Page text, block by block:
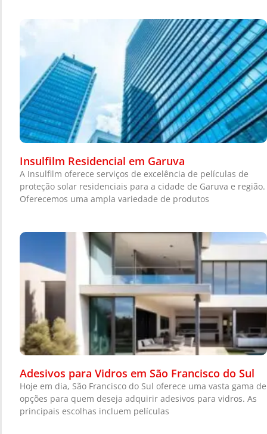
Insulfilm Residencial em Garuva
A Insulfilm oferece serviços de excelência de películas de
proteção solar residenciais para a cidade de Garuva e região.
Oferecemos uma ampla variedade de produtos
Adesivos para Vidros em São Francisco do Sul
Hoje em dia, São Francisco do Sul oferece uma vasta gama de
opções para quem deseja adquirir adesivos para vidros. As
principais escolhas incluem películas